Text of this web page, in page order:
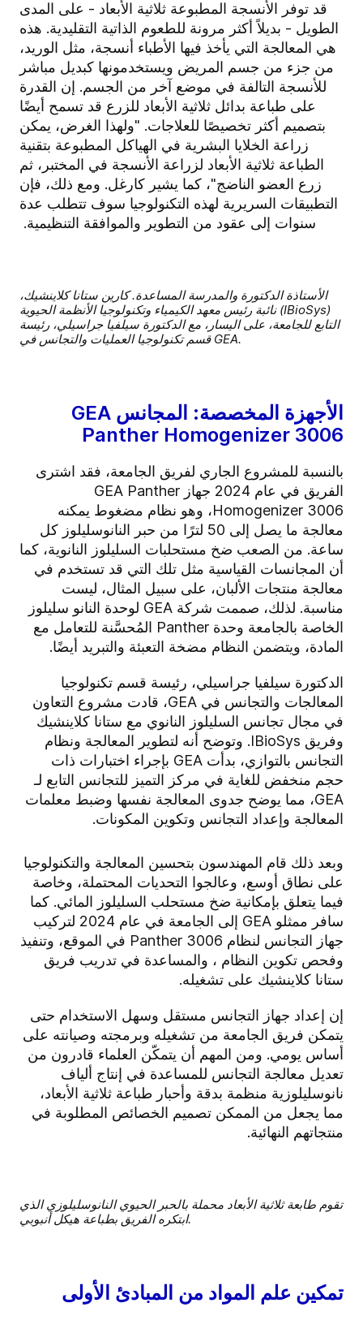
قد توفر الأنسجة المطبوعة ثلاثية الأبعاد - على المدى
الطويل - بديلاً أكثر مرونة للطعوم الذاتية التقليدية. هذه
هي المعالجة التي يأخذ فيها الأطباء أنسجة، مثل الوريد،
من جزء من جسم المريض ويستخدمونها كبديل مباشر
للأنسجة التالفة في موضع آخر من الجسم. إن القدرة
على طباعة بدائل ثلاثية الأبعاد للزرع قد تسمح أيضًا
بتصميم أكثر تخصيصًا للعلاجات. "ولهذا الغرض، يمكن
زراعة الخلايا البشرية في الهياكل المطبوعة بتقنية
الطباعة ثلاثية الأبعاد لزراعة الأنسجة في المختبر، ثم
زرع العضو الناضج"، كما يشير كارغل. ومع ذلك، فإن
التطبيقات السريرية لهذه التكنولوجيا سوف تتطلب عدة
سنوات إلى عقود من التطوير والموافقة التنظيمية.
الأستاذة الدكتورة والمدرسة المساعدة. كارين ستانا كلاينشيك،
نائبة رئيس معهد الكيمياء وتكنولوجيا الأنظمة الحيوية (IBioSys)
التابع للجامعة، على اليسار، مع الدكتورة سيلفيا جراسيلي، رئيسة
قسم تكنولوجيا العمليات والتجانس في GEA.
الأجهزة المخصصة: المجانس GEA
Panther Homogenizer 3006
بالنسبة للمشروع الجاري لفريق الجامعة، فقد اشترى
الفريق في عام 2024 جهاز GEA Panther
Homogenizer 3006، وهو نظام مضغوط يمكنه
معالجة ما يصل إلى 50 لترًا من حبر النانوسليلوز كل
ساعة. من الصعب ضخ مستحلبات السليلوز النانوية، كما
أن المجانسات القياسية مثل تلك التي قد تستخدم في
معالجة منتجات الألبان، على سبيل المثال، ليست
مناسبة. لذلك، صممت شركة GEA لوحدة النانو سليلوز
الخاصة بالجامعة وحدة Panther المُحسَّنة للتعامل مع
المادة، ويتضمن النظام مضخة التعبئة والتبريد أيضًا.
الدكتورة سيلفيا جراسيلي، رئيسة قسم تكنولوجيا
المعالجات والتجانس في GEA، قادت مشروع التعاون
في مجال تجانس السليلوز النانوي مع ستانا كلاينشيك
وفريق IBioSys. وتوضح أنه لتطوير المعالجة ونظام
التجانس بالتوازي، بدأت GEA بإجراء اختبارات ذات
حجم منخفض للغاية في مركز التميز للتجانس التابع لـ
GEA، مما يوضح جدوى المعالجة نفسها وضبط معلمات
المعالجة وإعداد التجانس وتكوين المكونات.
وبعد ذلك قام المهندسون بتحسين المعالجة والتكنولوجيا
على نطاق أوسع، وعالجوا التحديات المحتملة، وخاصة
فيما يتعلق بإمكانية ضخ مستحلب السليلوز المائي. كما
سافر ممثلو GEA إلى الجامعة في عام 2024 لتركيب
جهاز التجانس لنظام Panther 3006 في الموقع، وتنفيذ
وفحص تكوين النظام ، والمساعدة في تدريب فريق
ستانا كلاينشيك على تشغيله.
إن إعداد جهاز التجانس مستقل وسهل الاستخدام حتى
يتمكن فريق الجامعة من تشغيله وبرمجته وصيانته على
أساس يومي. ومن المهم أن يتمكّن العلماء قادرون من
تعديل معالجة التجانس للمساعدة في إنتاج ألياف
نانوسليلوزية منظمة بدقة وأحبار طباعة ثلاثية الأبعاد،
مما يجعل من الممكن تصميم الخصائص المطلوبة في
منتجاتهم النهائية.
تقوم طابعة ثلاثية الأبعاد محملة بالحبر الحيوي النانوسليلوزي الذي
ابتكره الفريق بطباعة هيكل أنبوبي.
تمكين علم المواد من المبادئ الأولى